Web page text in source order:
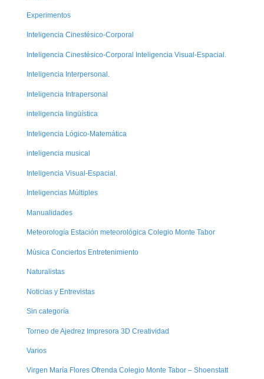
Experimentos
Inteligencia Cinestésico-Corporal
Inteligencia Cinestésico-Corporal Inteligencia Visual-Espacial.
Inteligencia Interpersonal.
Inteligencia Intrapersonal
inteligencia lingüística
Inteligencia Lógico-Matemática
inteligencia musical
Inteligencia Visual-Espacial.
Inteligencias Múltiples
Manualidades
Meteorología Estación meteorológica Colegio Monte Tabor
Música Conciertos Entretenimiento
Naturalistas
Noticias y Entrevistas
Sin categoría
Torneo de Ajedrez Impresora 3D Creatividad
Varios
Virgen María Flores Ofrenda Colegio Monte Tabor – Shoenstatt